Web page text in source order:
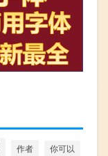
作者 你可以